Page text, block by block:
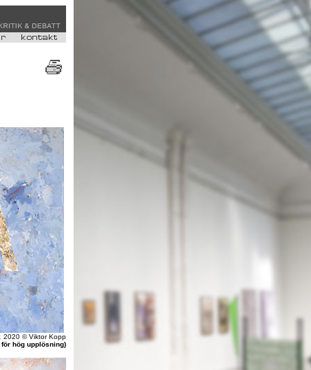
2020 © Viktor Kopp
hög upplösning)